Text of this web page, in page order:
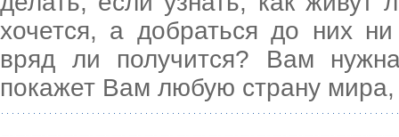
хочется, а добраться до них
вряд ли получится? Вам
покажет Вам любую страну